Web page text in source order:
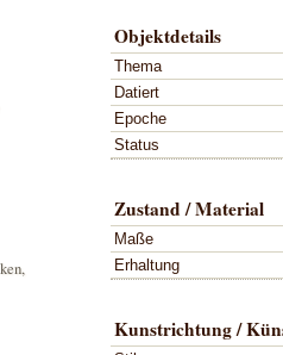
Objektdetails
Thema
Datiert
Epoche
Status
Zustand / Material
Maße
Erhaltung
Kunstrichtung /